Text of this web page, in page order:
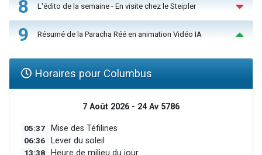
8 L'édito de la semaine - En visite chez le Steipler
9 Résumé de la Paracha Réé en animation Vidéo IA
Horaires pour Columbus
7 Août 2026 - 24 Av 5786
05:37 Mise des Téfilines
06:36 Lever du soleil
13:38 Heure de milieu du jour